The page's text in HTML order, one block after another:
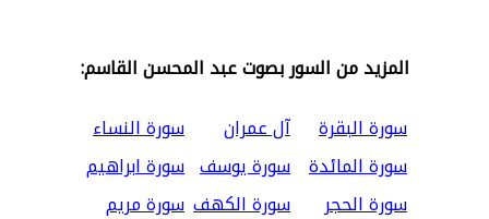
المزيد من السور بصوت عبد المحسن القاسم:
سورة البقرة
آل عمران
سورة النساء
سورة المائدة سورة يوسف سورة ابراهيم
سورة الحجر
سورة الكهف سورة مريم